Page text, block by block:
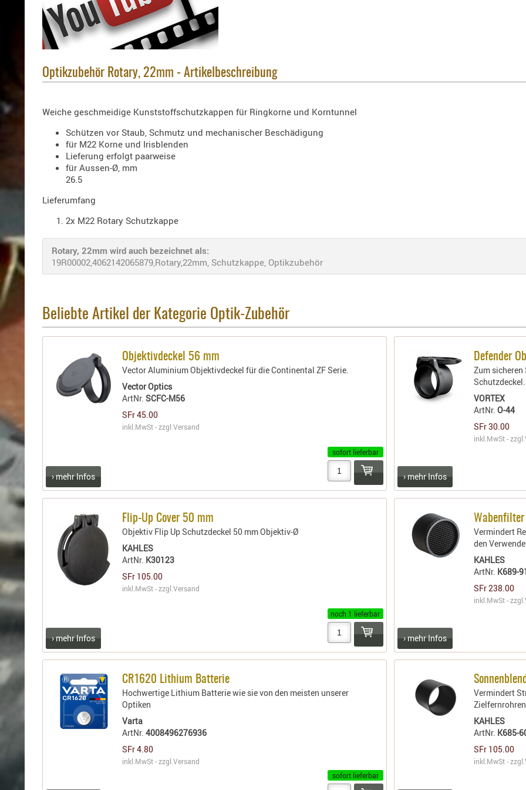
Optikzubehör Rotary, 22mm - Artikelbeschreibung
Weiche geschmeidige Kunststoffschutzkappen für Ringkorne und Korntunnel
Schützen vor Staub, Schmutz und mechanischer Beschädigung
für M22 Korne und Irisblenden
Lieferung erfolgt paarweise
für Aussen-Ø, mm
26.5
Lieferumfang
2x M22 Rotary Schutzkappe
Rotary, 22mm wird auch bezeichnet als:
19R00002,4062142065879,Rotary,22mm, Schutzkappe, Optikzubehör
Beliebte Artikel der Kategorie Optik-Zubehör
Objektivdeckel 56 mm
Vector Aluminium Objektivdeckel für die Continental ZF Serie.
Vector Optics
ArtNr.SCFC-M56
SFr 45.00
inkl.MwSt - zzgl.Versand
sofort lieferbar
› mehr Infos
Defender
Zum
Schutzdeckel.
VORTEX
ArtNr.O-44
SFr 30.00
inkl.MwSt - zzgl.
› mehr Infos
Flip-Up Cover 50 mm
Objektiv Flip Up Schutzdeckel 50 mm Objektiv-Ø
KAHLES
ArtNr. K30123
SFr 105.00
inkl.MwSt - zzgl.Versand
noch 1 lieferbar
› mehr Infos
Vermindert
den
KAHLES
ArtNr. K689-
SFr 238.00
inkl.MwSt - zzgl.
› mehr Infos
CR1620 Lithium Batterie
Hochwertige Lithium Batterie wie sie von den meisten unserer
Optiken
Varta
ArtNr.4008496276936
SFr 4.80
inkl.MwSt - zzgl.Versand
sofort lieferbar
Vermindert
Zielfernrohren
KAHLES
ArtNr. K685-
SFr 105.00
inkl.MwSt - zzgl.